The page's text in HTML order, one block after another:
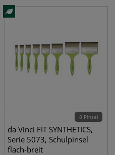
8 Pinsel
da Vinci FIT SYNTHETICS,
Serie 5073, Schulpinsel
flach-breit